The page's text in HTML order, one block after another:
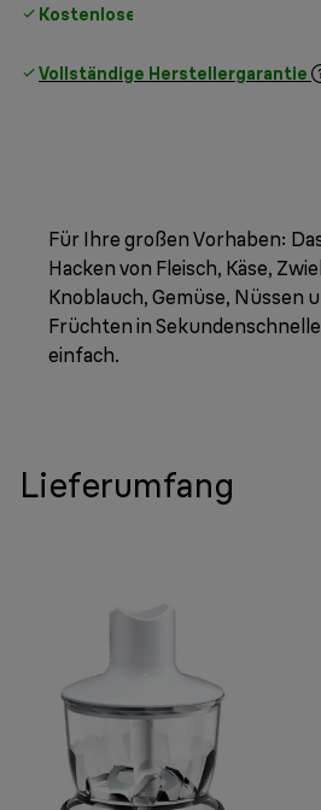
Kostenlose Rücksendungen
Vollständige Herstellergarantie
Für Ihre großen Vorhaben:
Hacken von Fleisch, Käse,
Knoblauch, Gemüse, Nüssen
Früchten in
einfach.
Lieferumfang